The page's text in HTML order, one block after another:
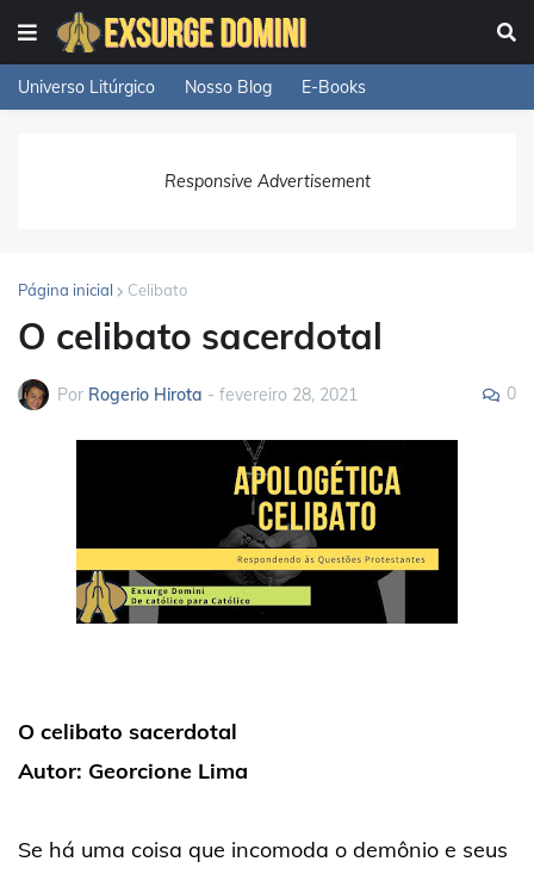
Universo Litúrgico Nosso Blog E-Books
Responsive Advertisement
Página inicial Celibato
O celibato sacerdotal
Por Rogerio Hirota - fevereiro 28, 2021 0
O celibato sacerdotal
Autor: Georcione Lima
Se há uma coisa que incomoda o demônio e seus